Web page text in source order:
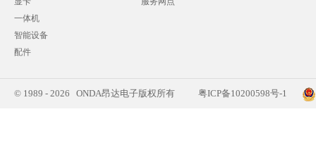
一体机
智能设备
配件
© 1989 - 2026 ONDA昂达电子版权所有 粤ICP备10200598号-1